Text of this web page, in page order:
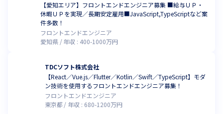
【愛知エリア】フロントエンドエンジニア募集 ■給与ＵＰ・
休暇ＵＰを実現／長期安定雇用■JavaScript,TypeScriptなど案
件多数！
フロントエンドエンジニア
愛知県
年収 : 400-1000万円
TDCソフト株式会社
【React／Vue.js／Flutter／Kotlin／Swift／TypeScript】モダ
ン技術を使用するフロントエンドエンジニア募集！
フロントエンドエンジニア
東京都
年収 : 680-1200万円